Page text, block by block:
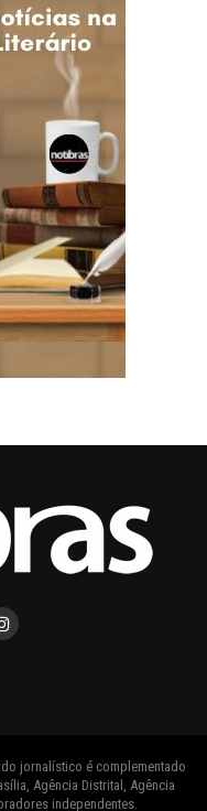
jornalístico é complementado
Agência Distrital, Agência
independentes.